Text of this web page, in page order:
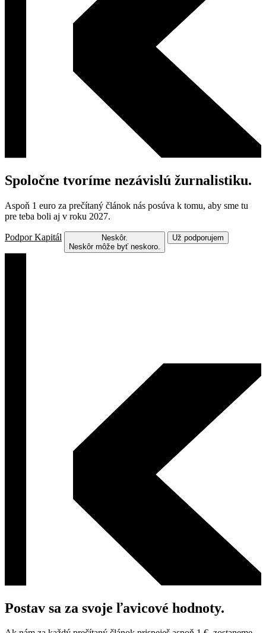
Spoločne tvoríme nezávislú žurnalistiku.
Aspoň 1 euro za prečítaný článok nás posúva k tomu, aby sme tu
pre teba boli aj v roku 2027.
Podpor Kapitál
Neskôr.
Neskôr môže byť neskoro.
Už podporujem
Postav sa za svoje ľavicové hodnoty.